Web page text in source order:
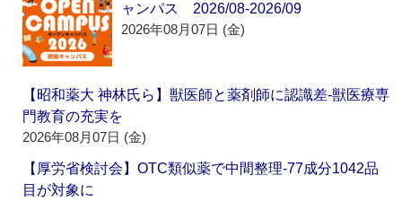
ャンパス 2026/08-2026/09
2026年08月07日 (金)
【昭和薬大 神林氏ら】獣医師と薬剤師に認識差‐獣医療専
門教育の充実を
2026年08月07日 (金)
【厚労省検討会】OTC類似薬で中間整理‐77成分1042品
目が対象に